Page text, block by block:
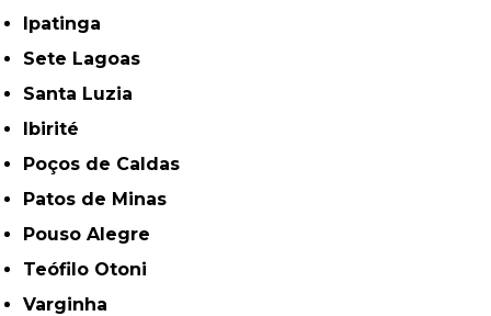
Ipatinga
Sete Lagoas
Santa Luzia
Ibirité
Poços de Caldas
Patos de Minas
Pouso Alegre
Teófilo Otoni
Varginha